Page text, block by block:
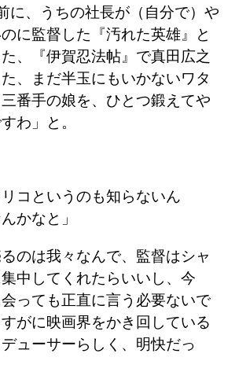
に、うちの社長が（自分で）や
に監督した『汚れた英雄』と
、『伊賀忍法帖』で真田広之
、まだ半玉にもいかないワタ
番手の娘を、ひとつ鍛えてや
わ」と。
リコというのも知らないん
かなと」
るのは我々なんで、監督はシャ
中してくれたらいいし、今
っても正直に言う必要ないで
がに映画界をかき回している
ューサーらしく、明快だっ